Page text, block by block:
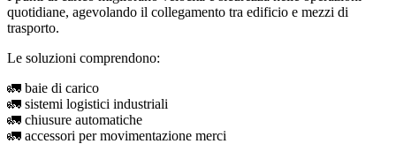
quotidiane, agevolando il collegamento tra edificio e mezzi di
trasporto.
Le soluzioni comprendono:
🚛 baie di carico
🚛 sistemi logistici industriali
🚛 chiusure automatiche
🚛 accessori per movimentazione merci